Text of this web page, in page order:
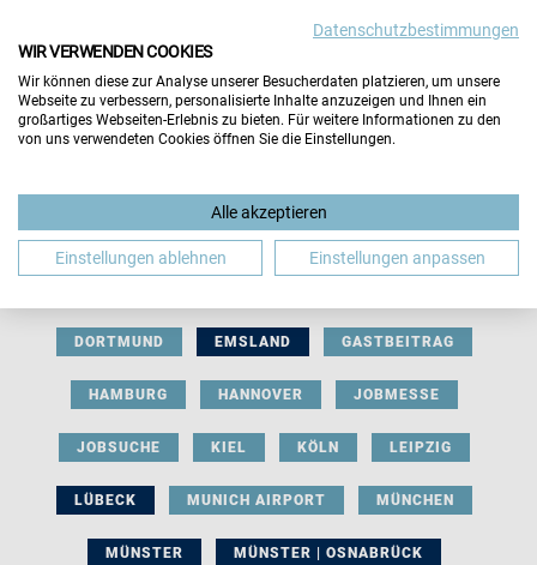
BERUFLICHE ORIENTIERUNG BEWERBUNG
DORTMUND EMSLAND GASTBEITRAG
HAMBURG HANNOVER JOBMESSE
JOBSUCHE KIEL KÖLN LEIPZIG
LÜBECK MUNICH AIRPORT MÜNCHEN
MÜNSTER MÜNSTER | OSNABRÜCK
Datenschutzbestimmungen
WIR VERWENDEN COOKIES
Wir können diese zur Analyse unserer Besucherdaten platzieren, um unsere
Webseite zu verbessern, personalisierte Inhalte anzuzeigen und Ihnen ein
großartiges Webseiten-Erlebnis zu bieten. Für weitere Informationen zu den
von uns verwendeten Cookies öffnen Sie die Einstellungen.
Alle akzeptieren
Einstellungen ablehnen Einstellungen anpassen